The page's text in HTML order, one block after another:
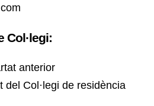
Col·legi:
anterior
del Col·legi de residència